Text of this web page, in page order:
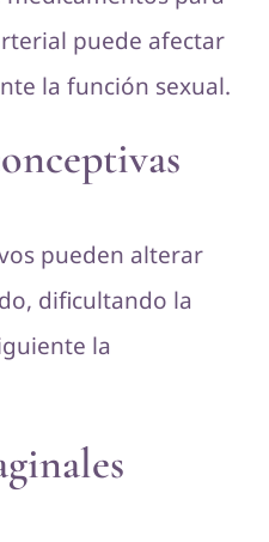
puede afectar
la función sexual.
pueden alterar
dificultando la
la